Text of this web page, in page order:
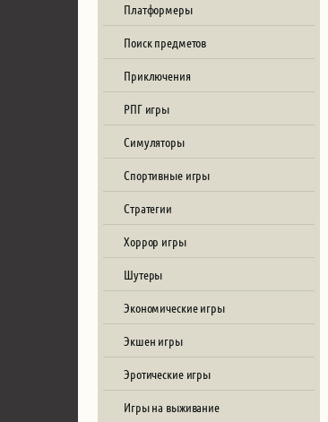
Платформеры
Поиск предметов
Приключения
РПГ игры
Симуляторы
Спортивные игры
Стратегии
Хоррор игры
Шутеры
Экономические игры
Экшен игры
Эротические игры
Игры на выживание